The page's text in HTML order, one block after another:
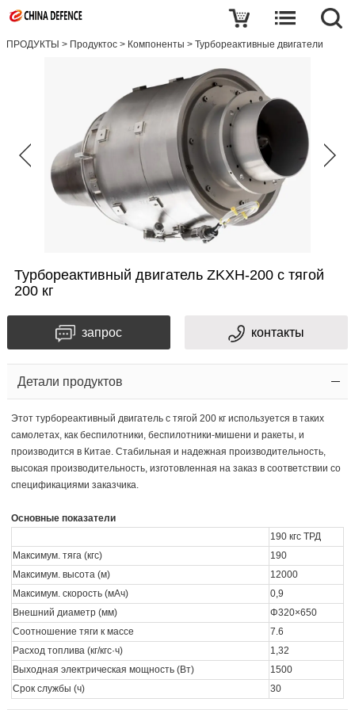
ПРОДУКТЫ > Продуктос > Компоненты > Турбореактивные двигатели
Турбореактивный двигатель ZKXH-200 с тягой
200 кг
запрос контакты
Детали продуктов
Этот турбореактивный двигатель с тягой 200 кг используется в таких
самолетах, как беспилотники, беспилотники-мишени и ракеты, и
производится в Китае. Стабильная и надежная производительность,
высокая производительность, изготовленная на заказ в соответствии со
спецификациями заказчика.
Основные показатели
190 кгс ТРД
Максимум. тяга (кгс)
190
Максимум. высота (м)
12000
Максимум. скорость (мАч)
0,9
Внешний диаметр (мм)
Φ320×650
Соотношение тяги к массе
7.6
Расход топлива (кг/кгс·ч)
1,32
Выходная электрическая мощность (Вт)
1500
Срок службы (ч)
30